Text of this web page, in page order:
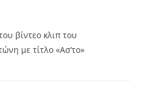
βίντεο κλιπ του
με τίτλο «Ασ’το»